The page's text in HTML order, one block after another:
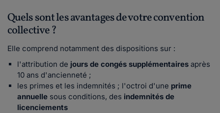
Quels sont les avantages de votre convention
collective ?
Elle comprend notamment des dispositions sur :
l'attribution de jours de congés supplémentaires après
10 ans d'ancienneté ;
les primes et les indemnités ; l'octroi d'une prime
annuelle sous conditions, des indemnités de
licenciements